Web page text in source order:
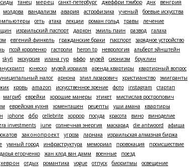
танец мерец санкт-петербург джеффри тэмбор днк
венгрия
молдова вандализм авария астрофизика ученый
боевые искусства
сеть атака лекции роман гольд травы
лечение
израильский паспорт даркон эмиль паин развод
галаха
евгений финкель гражданские браки пасспорт
зарядное устройство
псой короленко гастроли heron tp неврология
альберт эйнштейн
skyfi экскурсия илана гур яффо музей сионизм
бруклин
юнеско музей израиля аренда квартиры
квартирный вопрос
налог арнона злил лазарович христианство
эмигранты
кровь amazon искусственное зрение фото instagram
стартап
магриб еврейки хорошие манеры этикет
мистислав ростропович
еврейская кухня хоменташен рецепты уши амана
квартиры
iphone фбр cellebrite хоррор посуда красота вино
виноделие
investments june солнечная энергия маскарад die antwoord
афиша
законопроект угроза ларнака
израильская алмазная биржа
умный город инфраструктура мемориал провокация
происшествие
дарья егорченко жан клод ван дамм военные
поезд
хеврон отдых романтика vogue отпуск биоритмы
освещение